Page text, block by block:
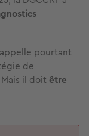
pourtant
de
il doit être